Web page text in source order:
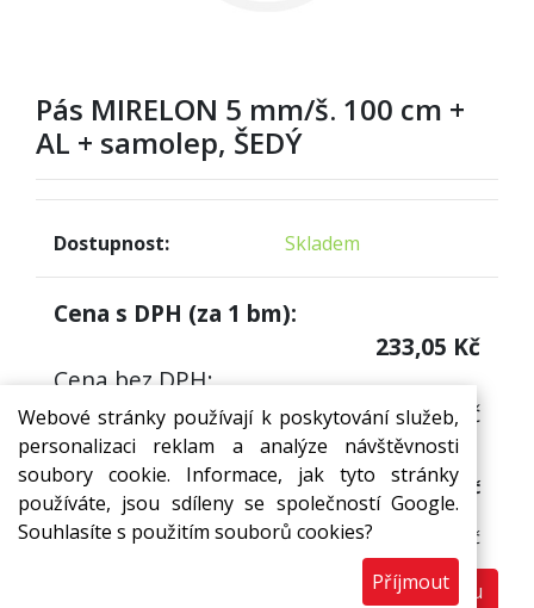
Webové stránky používají k poskytování služeb,
personalizaci reklam a analýze návštěvnosti
soubory cookie. Informace, jak tyto stránky
používáte, jsou sdíleny se společností Google.
Souhlasíte s použitím souborů cookies?
Příjmout
Pás MIRELON 5 mm/š. 100 cm +
AL + samolep, ŠEDÝ
Dostupnost: Skladem
Cena s DPH (za 1 bm):
233,05 Kč
Cena bez DPH:
192,6 Kč
Cena s DPH (za 1 bm)
233,05 Kč
Cena bez DPH:
192,60 Kč
Do košíku